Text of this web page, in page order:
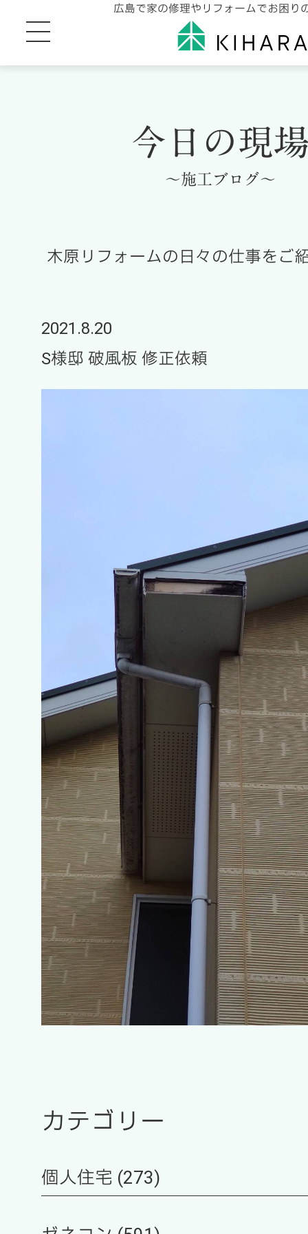
広島で家の修理やリフォームでお困り
今日の現
～施工ブログ～
木原リフォームの日々の仕事をご
2021.8.20
S様邸 破風板 修正依頼
カテゴリー
個人住宅 (273)